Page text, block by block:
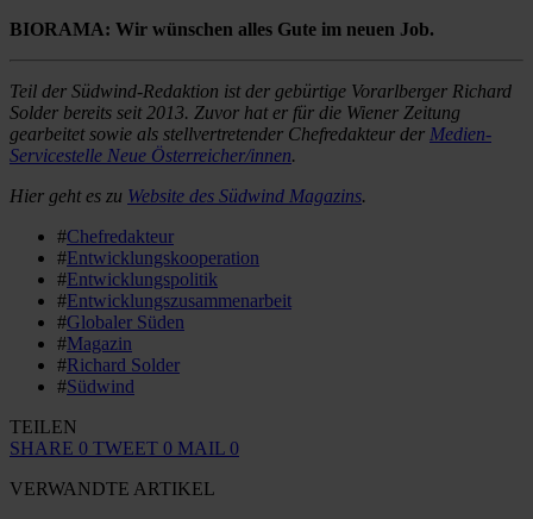
BIORAMA: Wir wünschen alles Gute im neuen Job.
Teil der Südwind-Redaktion ist der gebürtige Vorarlberger Richard
Solder bereits seit 2013. Zuvor hat er für die Wiener Zeitung
gearbeitet sowie als stellvertretender Chefredakteur der Medien-
Servicestelle Neue Österreicher/innen.
Hier geht es zu Website des Südwind Magazins.
#Chefredakteur
#Entwicklungskooperation
#Entwicklungspolitik
#Entwicklungszusammenarbeit
#Globaler Süden
#Magazin
#Richard Solder
#Südwind
TEILEN
SHARE 0 TWEET 0 MAIL 0
VERWANDTE ARTIKEL